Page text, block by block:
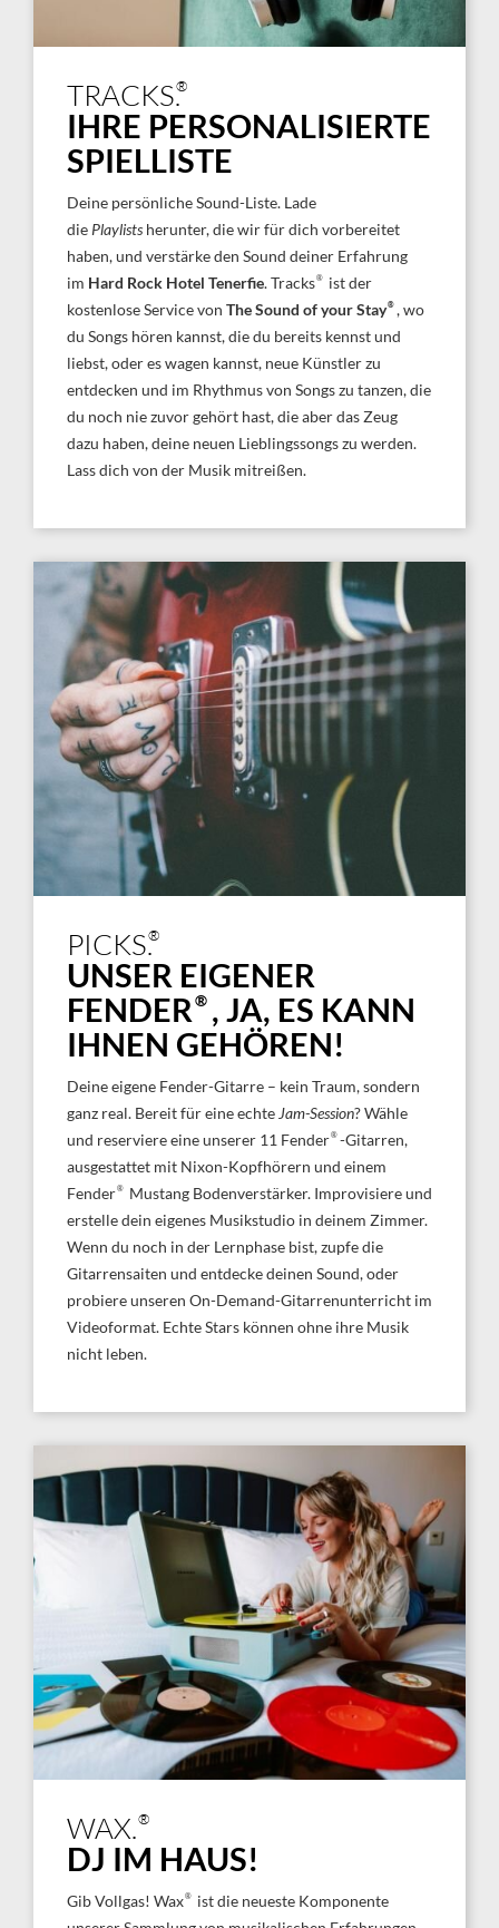
TRACKS.®
IHRE PERSONALISIERTE
SPIELLISTE
Deine persönliche Sound-Liste. Lade
die Playlists herunter, die wir für dich vorbereitet
haben, und verstärke den Sound deiner Erfahrung
im Hard Rock Hotel Tenerfie. Tracks®
ist der
kostenlose Service von The Sound of your Stay® , wo
du Songs hören kannst, die du bereits kennst und
liebst, oder es wagen kannst, neue Künstler zu
entdecken und im Rhythmus von Songs zu tanzen, die
du noch nie zuvor gehört hast, die aber das Zeug
dazu haben, deine neuen Lieblingssongs zu werden.
Lass dich von der Musik mitreißen.
PICKS.®
UNSER EIGENER
FENDER® , JA, ES KANN
IHNEN GEHÖREN!
Deine eigene Fender-Gitarre – kein Traum, sondern
ganz real. Bereit für eine echte Jam-Session? Wähle
und reserviere eine unserer 11 Fender® -Gitarren,
ausgestattet mit Nixon-Kopfhörern und einem
Fender®
Mustang Bodenverstärker. Improvisiere und
erstelle dein eigenes Musikstudio in deinem Zimmer.
Wenn du noch in der Lernphase bist, zupfe die
Gitarrensaiten und entdecke deinen Sound, oder
probiere unseren On-Demand-Gitarrenunterricht im
Videoformat. Echte Stars können ohne ihre Musik
nicht leben.
WAX.®
DJ IM HAUS!
Gib Vollgas! Wax®
ist die neueste Komponente